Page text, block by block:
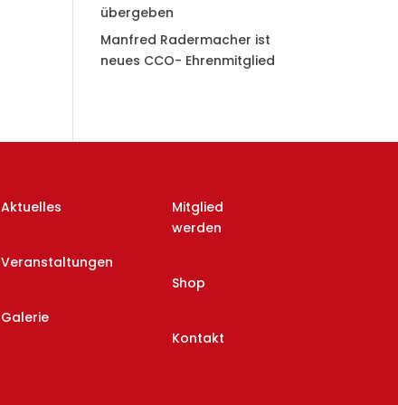
übergeben
Manfred Radermacher ist
neues CCO- Ehrenmitglied
Aktuelles
Veranstaltungen
Galerie
Mitglied
werden
Shop
Kontakt